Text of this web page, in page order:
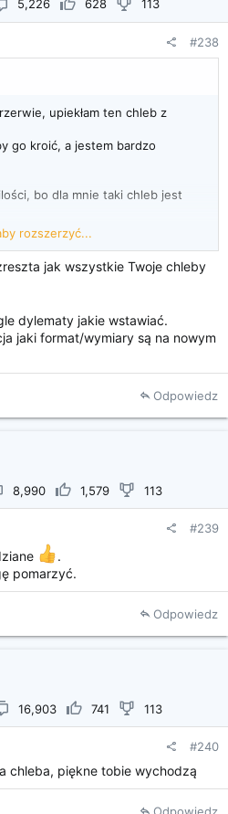
5,226 628 113
#238
upiekłam ten chleb z
go kroić, a jestem bardzo
bo dla mnie taki chleb jest
zdjęcie całości na trochę
niektóre fotki pokazują się takie
rozszerzyć...
jak wszystkie Twoje chleby
dylematy jakie wstawiać.
jaki format/wymiary są na nowym
Odpowiedz
8,990 1,579 113
#239
.
pomarzyć.
Odpowiedz
16,903 741 113
#240
chleba, piękne tobie wychodzą